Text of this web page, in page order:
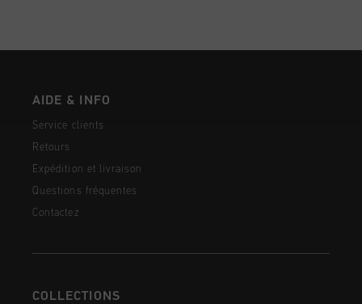
AIDE & INFO
Service clients
Retours
Expédition et livraison
Questions fréquentes
Contactez
COLLECTIONS